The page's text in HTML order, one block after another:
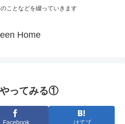
ことなどを綴っていきます
Home
ってみる①
Facebook はてブ